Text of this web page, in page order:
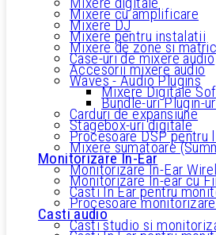
Mixere cu amplificare
Mixere DJ
Mixere pentru instalatii
Mixere de zone si
Case-uri de mixere audio
Accesorii mixere audio
Waves - Audio Plugins
Mixere Digitale
Bundle-uri Plugin-
Carduri de expansiune
Stagebox-uri digitale
Procesoare DSP pentru
Mixere sumatoare
Monitorizare In-Ear
Monitorizare In-Ear
Monitorizare In-ear cu
Casti In Ear pentru
Procesoare
Casti audio
Casti studio si